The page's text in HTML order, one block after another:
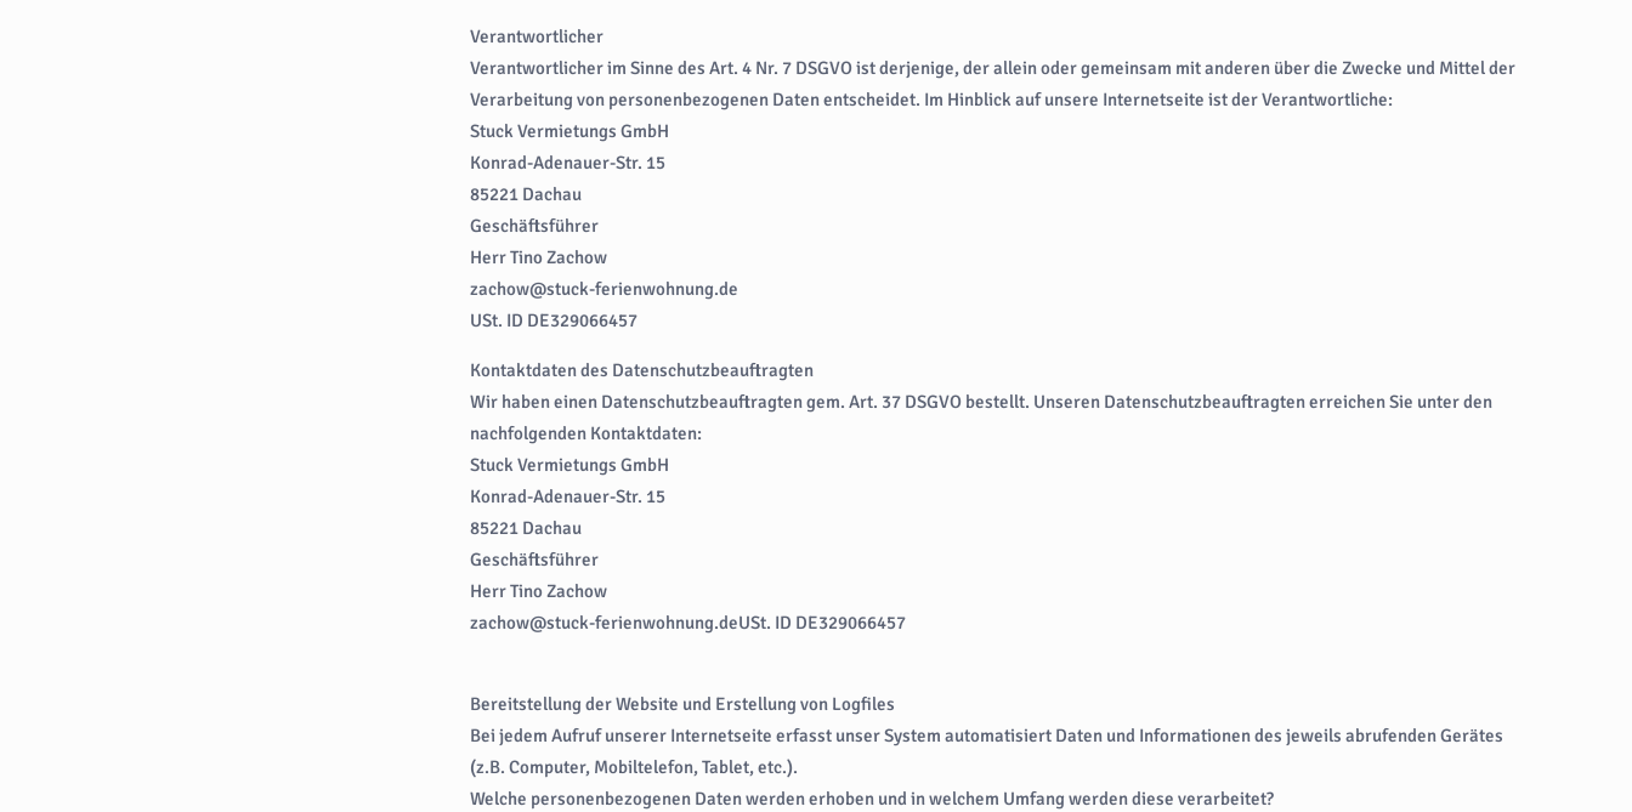
Verantwortlicher
Verantwortlicher im Sinne des Art. 4 Nr. 7 DSGVO ist derjenige, der allein oder gemeinsam mit anderen über die Zwecke und Mittel der
Verarbeitung von personenbezogenen Daten entscheidet. Im Hinblick auf unsere Internetseite ist der Verantwortliche:
Stuck Vermietungs GmbH
Konrad-Adenauer-Str. 15
85221 Dachau
Geschäftsführer
Herr Tino Zachow
zachow@stuck-ferienwohnung.de
USt. ID DE329066457
Kontaktdaten des Datenschutzbeauftragten
Wir haben einen Datenschutzbeauftragten gem. Art. 37 DSGVO bestellt. Unseren Datenschutzbeauftragten erreichen Sie unter den
nachfolgenden Kontaktdaten:
Stuck Vermietungs GmbH
Konrad-Adenauer-Str. 15
85221 Dachau
Geschäftsführer
Herr Tino Zachow
zachow@stuck-ferienwohnung.deUSt. ID DE329066457
Bereitstellung der Website und Erstellung von Logfiles
Bei jedem Aufruf unserer Internetseite erfasst unser System automatisiert Daten und Informationen des jeweils abrufenden Gerätes
(z.B. Computer, Mobiltelefon, Tablet, etc.).
Welche personenbezogenen Daten werden erhoben und in welchem Umfang werden diese verarbeitet?